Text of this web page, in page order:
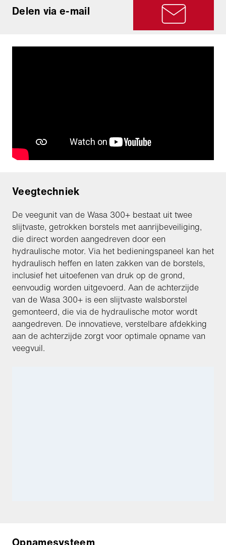
Delen via e-mail
Veegtechniek
De veegunit van de Wasa 300+ bestaat uit twee
slijtvaste, getrokken borstels met aanrijbeveiliging,
die direct worden aangedreven door een
hydraulische motor. Via het bedieningspaneel kan het
hydraulisch heffen en laten zakken van de borstels,
inclusief het uitoefenen van druk op de grond,
eenvoudig worden uitgevoerd. Aan de achterzijde
van de Wasa 300+ is een slijtvaste walsborstel
gemonteerd, die via de hydraulische motor wordt
aangedreven. De innovatieve, verstelbare afdekking
aan de achterzijde zorgt voor optimale opname van
veegvuil.